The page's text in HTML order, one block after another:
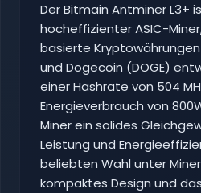
Der Bitmain Antminer L3+
hocheffizienter ASIC-
basierte
und Dogecoin (DOGE)
einer Hashrate von 504
Energieverbrauch von
Miner ein solides
Leistung und
beliebten Wahl unter
kompaktes Design und